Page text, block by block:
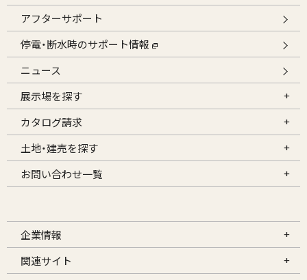
アフターサポート
停電・断水時のサポート情報
ニュース
展示場を探す
カタログ請求
土地・建売を探す
お問い合わせ一覧
企業情報
関連サイト